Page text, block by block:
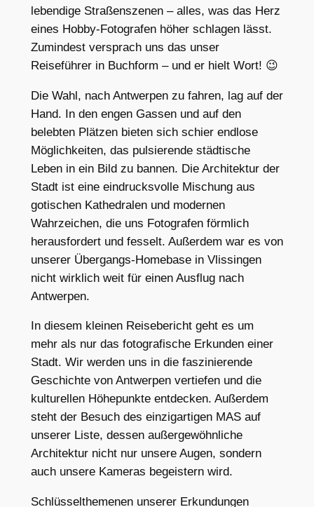
lebendige Straßenszenen – alles, was das Herz
eines Hobby-Fotografen höher schlagen lässt.
Zumindest versprach uns das unser
Reiseführer in Buchform – und er hielt Wort! 😉
Die Wahl, nach Antwerpen zu fahren, lag auf der
Hand. In den engen Gassen und auf den
belebten Plätzen bieten sich schier endlose
Möglichkeiten, das pulsierende städtische
Leben in ein Bild zu bannen. Die Architektur der
Stadt ist eine eindrucksvolle Mischung aus
gotischen Kathedralen und modernen
Wahrzeichen, die uns Fotografen förmlich
herausfordert und fesselt. Außerdem war es von
unserer Übergangs-Homebase in Vlissingen
nicht wirklich weit für einen Ausflug nach
Antwerpen.
In diesem kleinen Reisebericht geht es um
mehr als nur das fotografische Erkunden einer
Stadt. Wir werden uns in die faszinierende
Geschichte von Antwerpen vertiefen und die
kulturellen Höhepunkte entdecken. Außerdem
steht der Besuch des einzigartigen MAS auf
unserer Liste, dessen außergewöhnliche
Architektur nicht nur unsere Augen, sondern
auch unsere Kameras begeistern wird.
Schlüsselthemenen unserer Erkundungen